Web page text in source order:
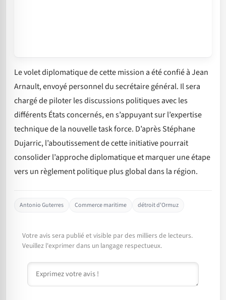
Le volet diplomatique de cette mission a été confié à Jean
Arnault, envoyé personnel du secrétaire général. Il sera
chargé de piloter les discussions politiques avec les
différents États concernés, en s’appuyant sur l’expertise
technique de la nouvelle task force. D’après Stéphane
Dujarric, l’aboutissement de cette initiative pourrait
consolider l’approche diplomatique et marquer une étape
vers un règlement politique plus global dans la région.
Antonio Guterres Commerce maritime détroit d'Ormuz
Votre avis sera publié et visible par des milliers de lecteurs.
Veuillez l'exprimer dans un langage respectueux.
Commentaire